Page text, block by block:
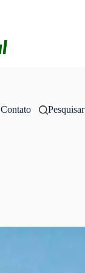
Contato Pesquisar